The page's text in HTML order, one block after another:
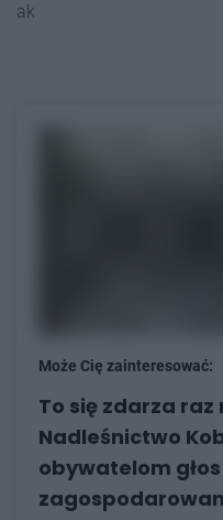
ak
Może Cię zainteresować:
To się zdarza raz
Nadleśnictwo
obywatelom